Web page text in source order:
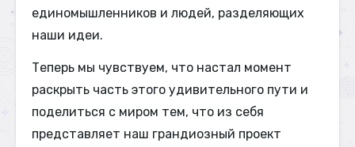
единомышленников и людей, разделяющих
наши идеи.
Теперь мы чувствуем, что настал момент
раскрыть часть этого удивительного пути и
поделиться с миром тем, что из себя
представляет наш грандиозный проект